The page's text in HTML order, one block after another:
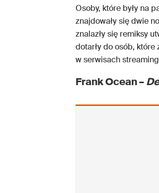
Osoby, które były na
znajdowały się dwie
znalazły się remiksy
dotarły do osób, które
w serwisach
Frank Ocean –